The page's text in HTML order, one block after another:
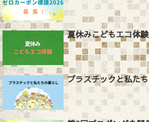
夏休みこどもエコ体
プラスチックと私た